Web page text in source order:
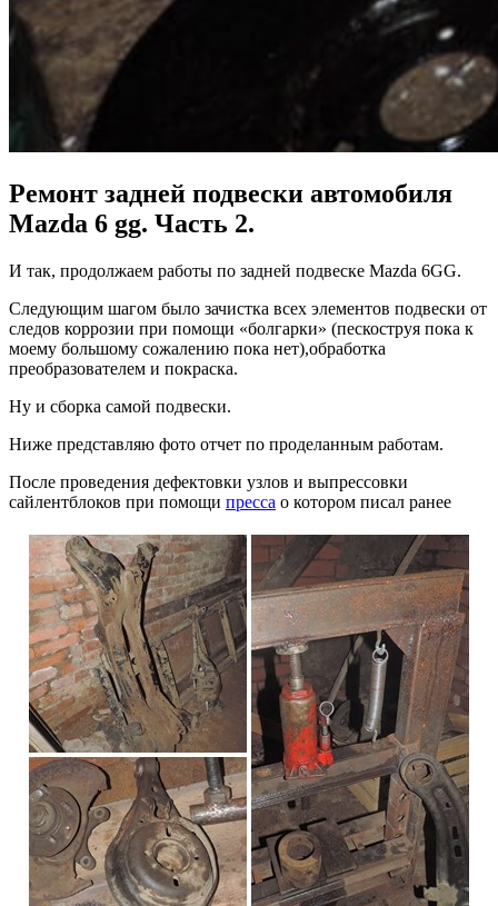
Ремонт задней подвески автомобиля
Mazda 6 gg. Часть 2.
И так, продолжаем работы по задней подвеске Mazda 6GG.
Следующим шагом было зачистка всех элементов подвески от
следов коррозии при помощи «болгарки» (пескоструя пока к
моему большому сожалению пока нет),обработка
преобразователем и покраска.
Ну и сборка самой подвески.
Ниже представляю фото отчет по проделанным работам.
После проведения дефектовки узлов и выпрессовки
сайлентблоков при помощи пресса о котором писал ранее